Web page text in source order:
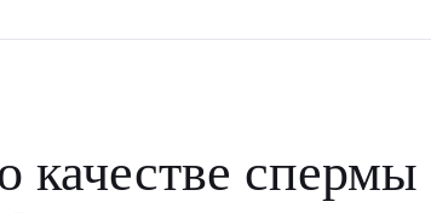
качестве спермы